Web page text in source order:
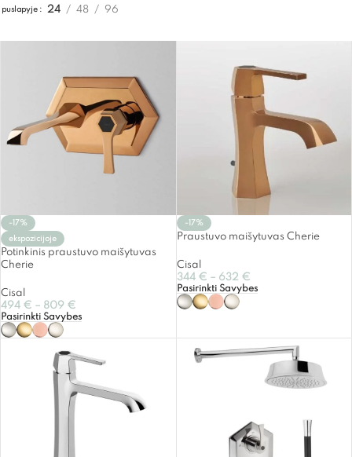
puslapyje 24 48 96
-17%
ekspozicijoje
Potinkinis praustuvo maišytuvas
Cherie
Cisal
494 € – 809 €
Pasirinkti Savybes
-17%
Praustuvo maišytuvas Cherie
Cisal
344 € – 632 €
Pasirinkti Savybes